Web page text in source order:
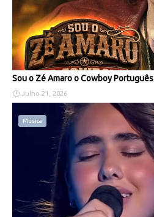
Sou o Zé Amaro o Cowboy Português
Julho 21, 2026
Música